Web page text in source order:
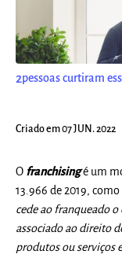
2pessoas curtiram
Criado em 07 JUN. 2022
O franchisingé um
13.966 de 2019,
cede ao franqueadoo
associado ao direito
produtos ou serviços